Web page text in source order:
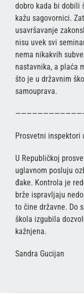
dobro kada bi dobili
kažu sagovornici.
usavršavanje
nisu uvek svi
nema nikakvih
nastavnika, a plaća
što je u državnim
samouprava.
Prosvetni inspektori
U Republičkoj
uglavnom posluju
đake. Kontrola je
brže ispravljaju
to čine državne. Do
škola izgubila
kažnjena.
Sandra Gucijan